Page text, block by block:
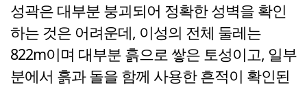
성곽은 대부분 붕괴되어 정확한 성벽을 확인
하는 것은 어려운데, 이성의 전체 둘레는
822m이며 대부분 흙으로 쌓은 토성이고, 일부
분에서 흙과 돌을 함께 사용한 흔적이 확인된